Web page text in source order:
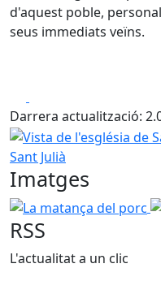
d'aquest poble,
seus immediats veïns.
Darrera actualització:
Vista de l'església de
Sant Julià
Imatges
La matança del porc
RSS
L'actualitat a un clic